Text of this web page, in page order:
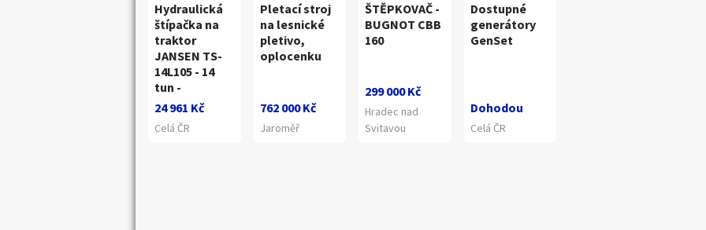
Hydraulická
štípačka na
traktor
JANSEN TS-
14L105 - 14
tun -
24 961 Kč
Celá ČR
Pletací stroj
na lesnické
pletivo,
oplocenku
762 000 Kč
Jaroměř
ŠTĚPKOVAČ -
BUGNOT CBB
160
299 000 Kč
Hradec nad
Svitavou
Dostupné
generátory
GenSet
Dohodou
Celá ČR